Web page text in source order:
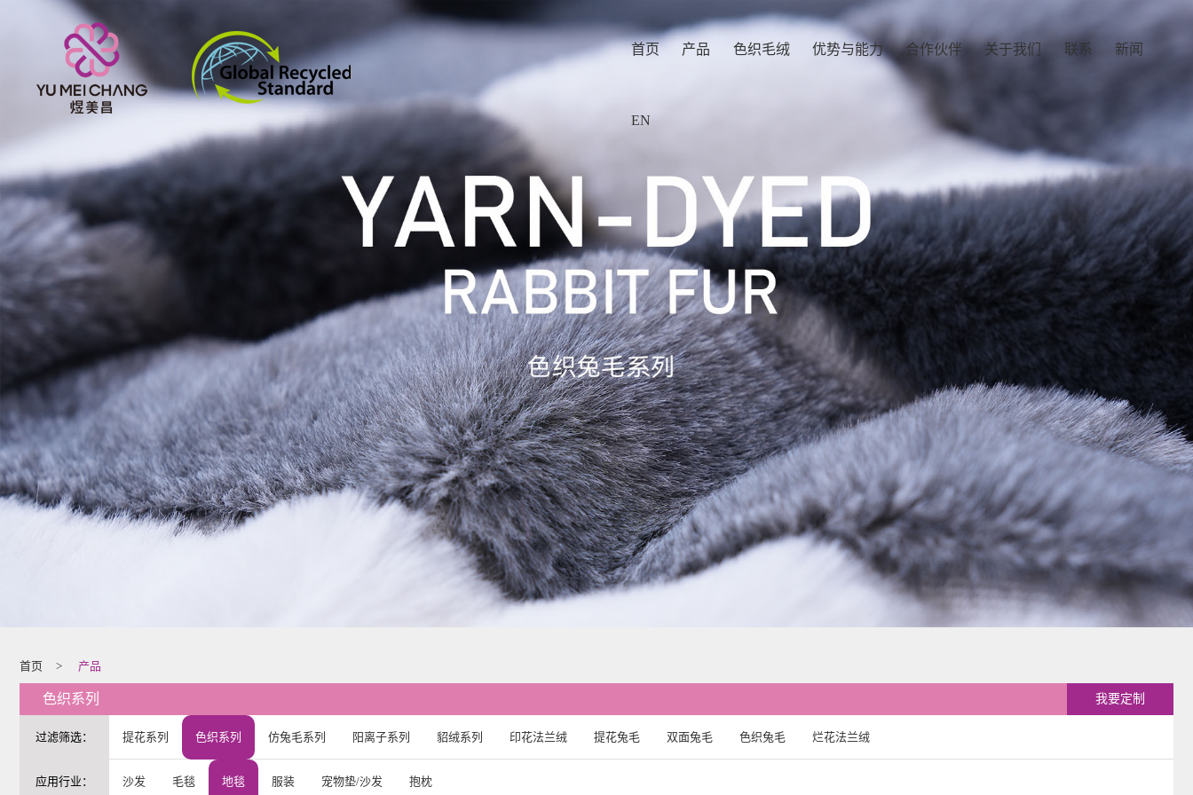
首页 产品 色织毛绒 优势与能力 合作伙伴 关于我们 联系 新闻
EN
首页 > 产品
我要定制
色织系列
过滤筛选： 提花系列 色织系列 仿兔毛系列 阳离子系列 貂绒系列 印花法兰绒 提花兔毛 双面兔毛 色织兔毛 烂花法兰绒
应用行业： 沙发 毛毯 地毯 服装 宠物垫/沙发 抱枕